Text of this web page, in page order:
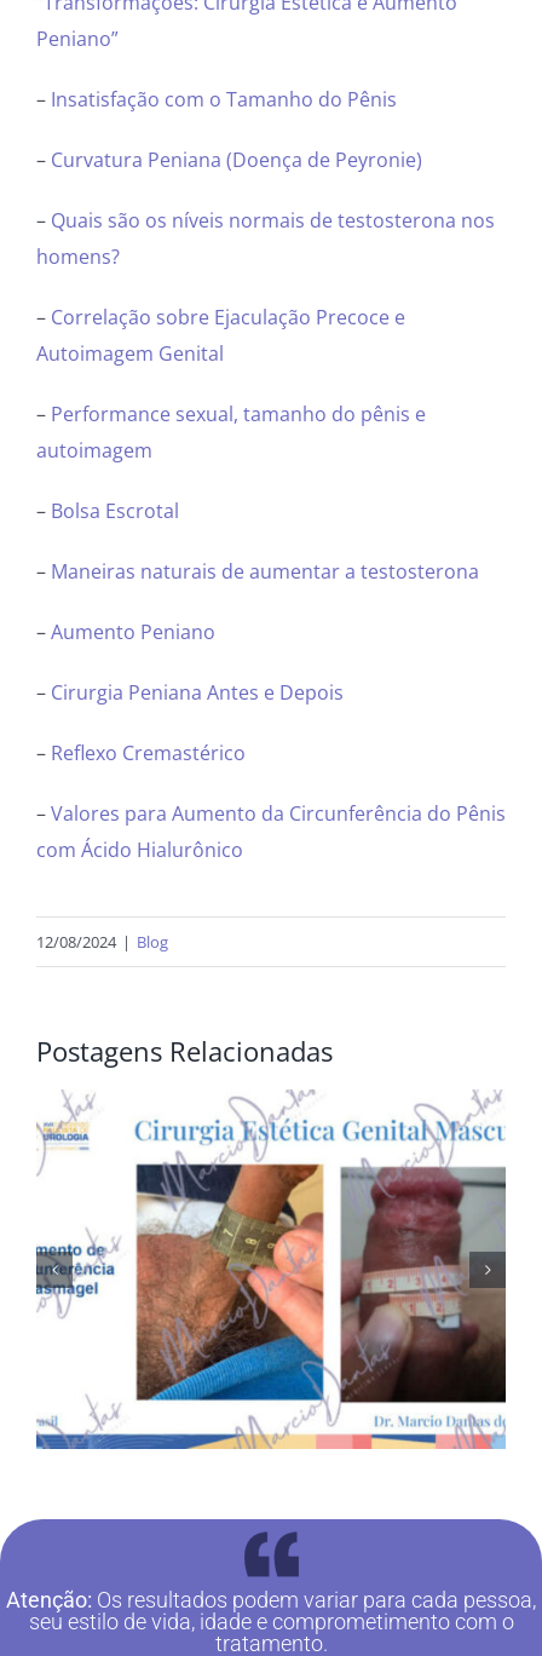
Peniano”
– Insatisfação com o Tamanho do Pênis
– Curvatura Peniana (Doença de Peyronie)
– Quais são os níveis normais de testosterona nos
homens?
– Correlação sobre Ejaculação Precoce e
Autoimagem Genital
– Performance sexual, tamanho do pênis e
autoimagem
– Bolsa Escrotal
– Maneiras naturais de aumentar a testosterona
–Aumento Peniano
– Cirurgia Peniana Antes e Depois
– Reflexo Cremastérico
–Valores para Aumento da Circunferência do Pênis
com Ácido Hialurônico
12/08/2024 | Blog
Postagens Relacionadas
Atenção: Os resultados podem variar para cada pessoa,
seu estilo de vida, idade e comprometimento com o
tratamento.